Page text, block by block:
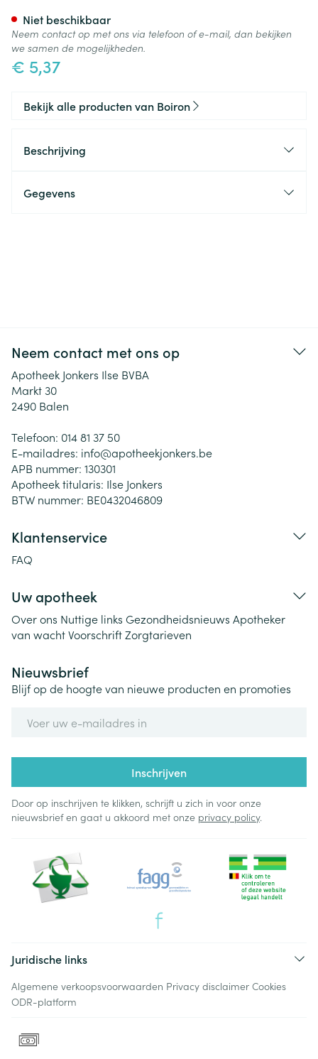
€ 5,37
Niet beschikbaar
Neem contact op met ons via telefoon of e-mail, dan bekijken
we samen de mogelijkheden.
Bekijk alle producten van Boiron
Beschrijving
Gegevens
Neem contact met ons op
Apotheek Jonkers Ilse BVBA
Markt 30
2490 Balen
Telefoon: 014 81 37 50
E-mailadres: info@apotheekjonkers.be
APB nummer: 130301
Apotheek titularis: Ilse Jonkers
BTW nummer: BE0432046809
Klantenservice
FAQ
Uw apotheek
Over ons Nuttige links Gezondheidsnieuws Apotheker
van wachtVoorschriftZorgtarieven
Nieuwsbrief
Blijf op de hoogte van nieuwe producten en promoties
Inschrijven
Door op inschrijven te klikken, schrijft u zich in voor onze
nieuwsbrief en gaat u akkoord met onze privacy policy.
Juridische links
Algemene verkoopsvoorwaarden Privacy disclaimer Cookies
ODR-platform